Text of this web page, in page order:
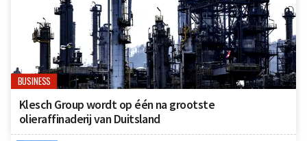
BUSINESS
Klesch Group wordt op één na grootste
olieraffinaderij van Duitsland